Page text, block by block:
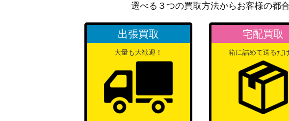
ドンキホーテ・ドフラミンゴ（SR/パラレル）【OP04-031】
クイーン（SP）【ST04-005】
カイドウ（SR/パラレル）【OP04-044】
カイドウ（SP/パラレル）【ST04-003】
選べる３つの買取方法からお客様の都
出張買取
大量も大歓迎！
宅配買取
箱に詰めて送るだ